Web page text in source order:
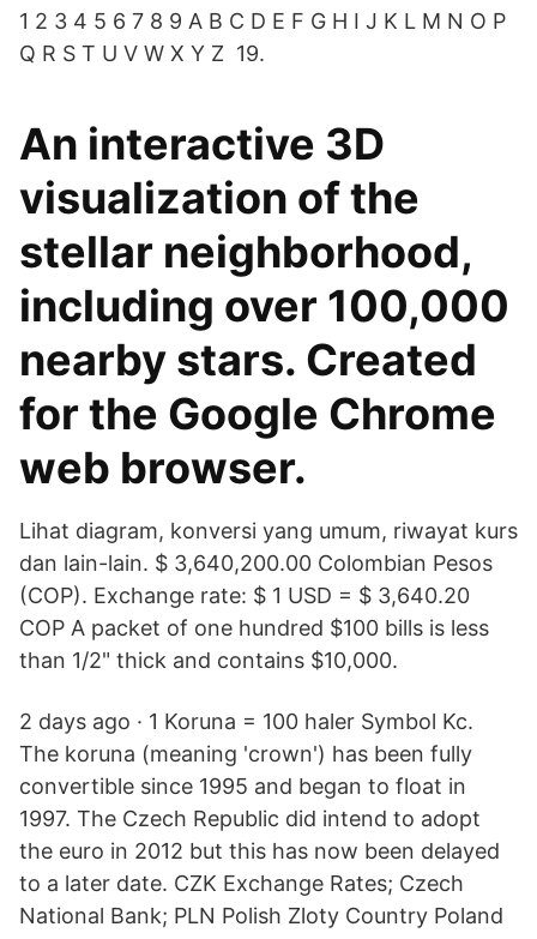
1 2 3 4 5 6 7 8 9 A B C D E F G H I J K L M N O P
Q R S T U V W X Y Z 19.
An interactive 3D
visualization of the
stellar neighborhood,
including over 100,000
nearby stars. Created
for the Google Chrome
web browser.
Lihat diagram, konversi yang umum, riwayat kurs
dan lain-lain. $ 3,640,200.00 Colombian Pesos
(COP). Exchange rate: $ 1 USD = $ 3,640.20
COP A packet of one hundred $100 bills is less
than 1/2" thick and contains $10,000.
2 days ago · 1 Koruna = 100 haler Symbol Kc.
The koruna (meaning 'crown') has been fully
convertible since 1995 and began to float in
1997. The Czech Republic did intend to adopt
the euro in 2012 but this has now been delayed
to a later date. CZK Exchange Rates; Czech
National Bank; PLN Polish Zloty Country Poland